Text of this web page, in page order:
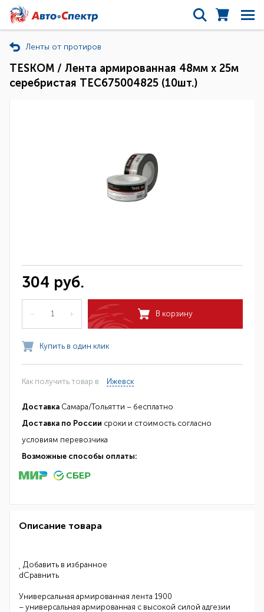
Ленты от протиров
TESKOM / Лента армированная 48мм х 25м
серебристая TEC675004825 (10шт.)
304 руб.
– + В корзину
Купить в один клик
Как получить товар в Ижевск
Доставка Самара/Тольятти – бесплатно
Доставка по России сроки и стоимость согласно
условиям перевозчика
Возможные способы оплаты:
Описание товара
 Добавить в избранное
dСравнить
Универсальная армированная лента 1900
– универсальная армированная с высокой силой адгезии